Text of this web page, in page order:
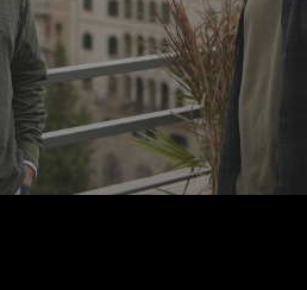
Nuestro reel